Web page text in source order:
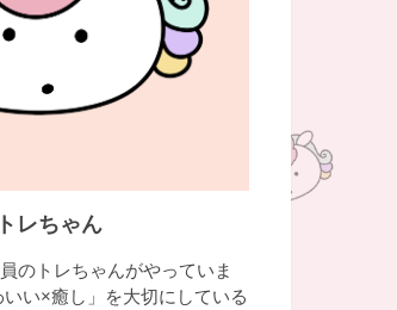
トレちゃん
のトレちゃんがやっていま
いい×癒し」を大切にしている